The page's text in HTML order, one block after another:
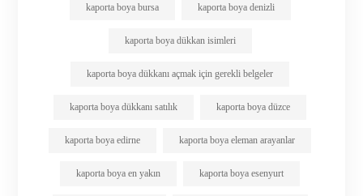
kaporta boya bursa kaporta boya denizli
kaporta boya dükkan isimleri
kaporta boya dükkanı açmak için gerekli belgeler
kaporta boya dükkanı satılık kaporta boya düzce
kaporta boya edirne kaporta boya eleman arayanlar
kaporta boya en yakın kaporta boya esenyurt